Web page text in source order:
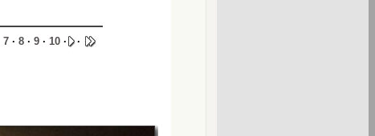
7 · 8 · 9 · 10 · ·